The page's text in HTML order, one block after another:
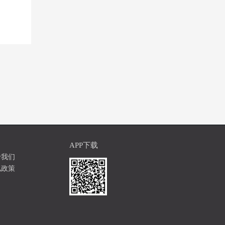
们
策
APP下载